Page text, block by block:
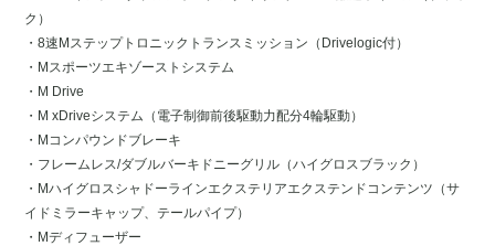
ク）
・8速Mステップトロニックトランスミッション（Drivelogic付）
・Mスポーツエキゾーストシステム
・M Drive
・M xDriveシステム（電子制御前後駆動力配分4輪駆動）
・Mコンパウンドブレーキ
・フレームレス/ダブルバーキドニーグリル（ハイグロスブラック）
・Mハイグロスシャドーラインエクステリアエクステンドコンテンツ（サ
イドミラーキャップ、テールパイプ）
・Mディフューザー